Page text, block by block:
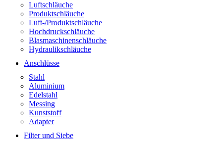
Luftschläuche
Produktschläuche
Luft-/Produktschläuche
Hochdruckschläuche
Blasmaschinenschläuche
Hydraulikschläuche
Anschlüsse
Stahl
Aluminium
Edelstahl
Messing
Kunststoff
Adapter
Filter und Siebe